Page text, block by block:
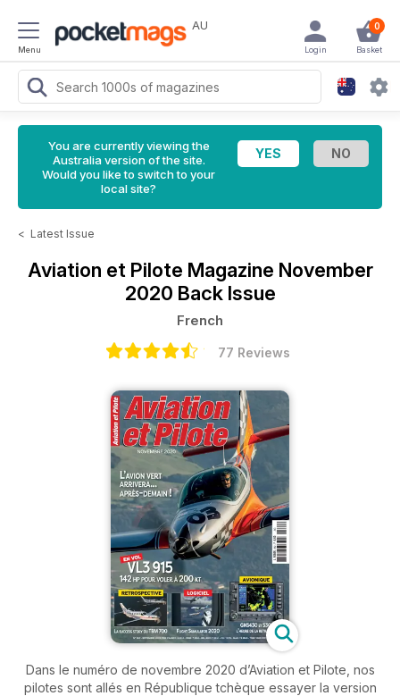
Menu
AU 0
Basket
Login
You are currently viewing the
Australia version of the site.
Would you like to switch to your
local site?
< Latest Issue
Aviation et Pilote Magazine November
2020 Back Issue
French
77 Reviews
Dans le numéro de novembre 2020 d’Aviation et Pilote, nos
pilotes sont allés en République tchèque essayer la version